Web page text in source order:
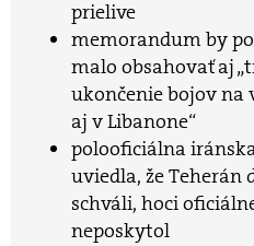
prielive
memorandum by
malo obsahovať aj
ukončenie bojov na
aj v Libanone“
polooficiálna
uviedla, že Teherán
schváli, hoci
neposkytol